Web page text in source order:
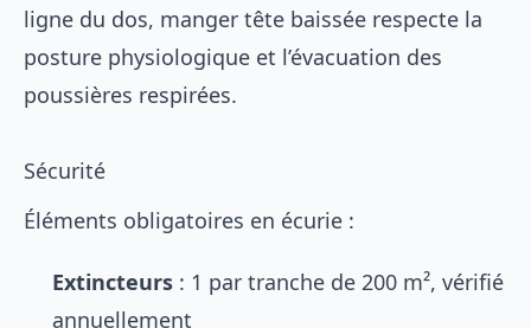
ligne du dos, manger tête baissée respecte la
posture physiologique et l’évacuation des
poussières respirées.
Sécurité
Éléments obligatoires en écurie :
Extincteurs : 1 par tranche de 200 m², vérifié
annuellement